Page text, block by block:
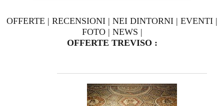
OFFERTE | RECENSIONI | NEI DINTORNI | EVENTI |
FOTO| NEWS |
OFFERTE TREVISO :